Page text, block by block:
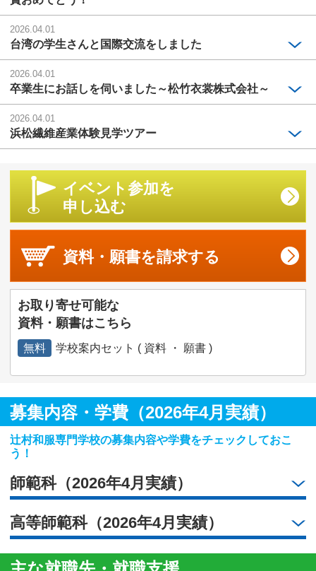
2026.04.01
台湾の学生さんと国際交流をしました
2026.04.01
卒業生にお話しを伺いました～松竹衣裳株式会社～
2026.04.01
浜松繊維産業体験見学ツアー
イベント参加を
申し込む
資料・願書を請求する
お取り寄せ可能な
資料・願書はこちら
無料 学校案内セット ( 資料 ・ 願書 )
募集内容・学費（2026年4月実績）
辻村和服専門学校の募集内容や学費をチェックしておこ
う！
師範科（2026年4月実績）
高等師範科（2026年4月実績）